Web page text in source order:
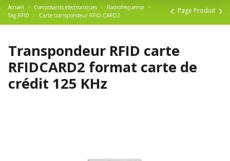
Accueil Composants electroniques
Radiofréquence
Tag RFID
Carte transpondeur RFID-CARD2
Page Produit
Transpondeur RFID carte
RFIDCARD2 format carte de
crédit 125 KHz